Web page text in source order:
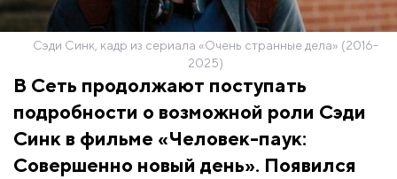
Сэди Синк, кадр из сериала «Очень странные дела» (2016-
2025)
В Сеть продолжают поступать
подробности о возможной роли Сэди
Синк в фильме «Человек-паук:
Совершенно новый день». Появился